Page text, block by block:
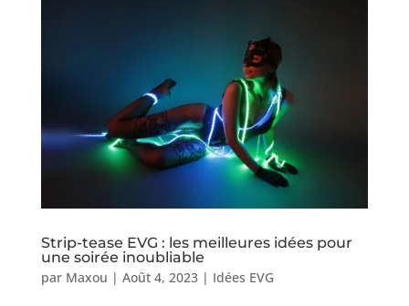
Strip-tease EVG : les meilleures idées pour
une soirée inoubliable
par Maxou | Août 4, 2023| Idées EVG